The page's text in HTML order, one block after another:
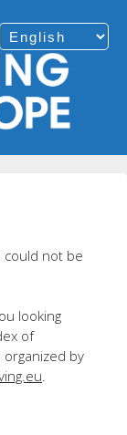
could not be
looking
of
by